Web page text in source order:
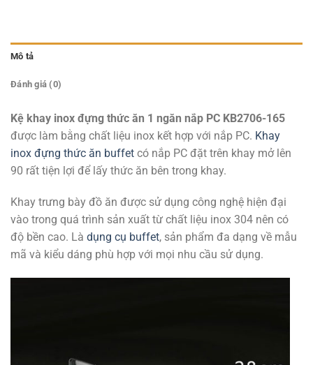
Mô tả
Đánh giá (0)
Kệ khay inox đựng thức ăn 1 ngăn nắp PC KB2706-165
được làm bằng chất liệu inox kết hợp với nắp PC. Khay
inox đựng thức ăn buffet có nắp PC đặt trên khay mở lên
90 rất tiện lợi để lấy thức ăn bên trong khay.
Khay trưng bày đồ ăn được sử dụng công nghệ hiện đại
vào trong quá trình sản xuất từ chất liệu inox 304 nên có
độ bền cao. Là dụng cụ buffet, sản phẩm đa dạng về mẫu
mã và kiểu dáng phù hợp với mọi nhu cầu sử dụng.